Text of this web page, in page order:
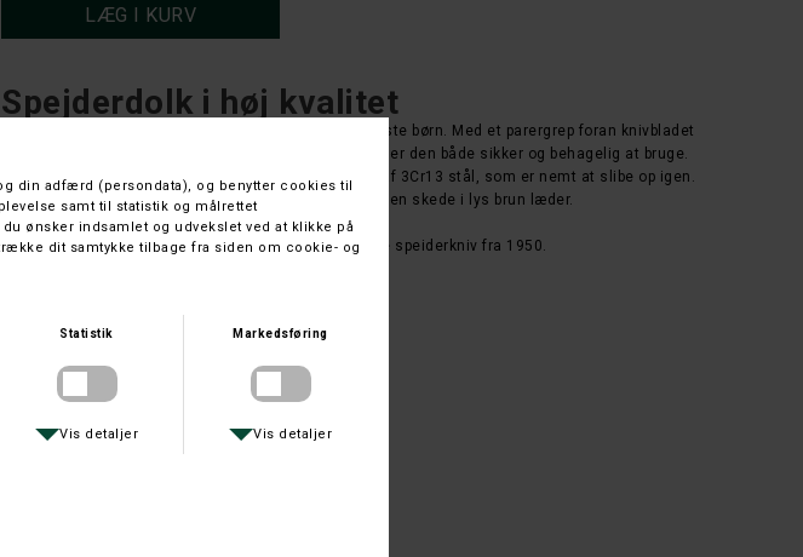
Spejderdolk i høj kvalitet
Spejderkniven med en stump spids er ideel til de yngste børn. Med et parergrep foran knivbladet
og et skaft, der passer til både små og store hænder, er den både sikker og behagelig at bruge.
Knivbladet er skandinavisk lige slebet og fremstillet af 3Cr13 stål, som er nemt at slibe op igen.
Skaftet er lavet af lakeret træ, og kniven leveres med en skede i lys brun læder.
Denne kniv er den nyeste version af Bruslettos første speiderkniv fra 1950.
Længde på knivblad: 8,3 cm
Tykkelse på knivblad: 2 mm
Spørg om varen Tip en ven